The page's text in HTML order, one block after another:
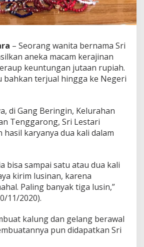
– Seorang wanita bernama Sri
aneka macam kerajinan
keuntungan jutaan rupiah.
bahkan terjual hingga ke Negeri
di Gang Beringin, Kelurahan
Tenggarong, Sri Lestari
hasil karyanya dua kali dalam
bisa sampai satu atau dua kali
kirim lusinan, karena
Paling banyak tiga lusin,”
11/2020).
kalung dan gelang berawal
pun didapatkan Sri